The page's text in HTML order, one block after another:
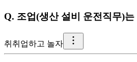
Q. 조업(생산 설비 운전직무)
취 취업하고 놀자